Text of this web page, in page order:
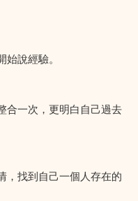
說經驗。
合一次，更明白自己過去
，找到自己一個人存在的